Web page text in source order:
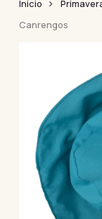
Inicio
Canrengos